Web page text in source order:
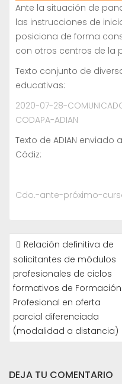
Ante la situación de
las instrucciones de
posiciona de forma
con otros centros de la
Texto conjunto de
educativas:
2020-07-28-
CODAPA-ADIAN
Texto de ADIAN enviado
Cádiz:
Cdo.-ante-próximo-
NAVEGACIÓN
DE
ENTRADAS
Relación definitiva de
solicitantes de módulos
profesionales de ciclos
formativos de Formación
Profesional en oferta
parcial diferenciada
(modalidad a distancia)
DEJA TU COMENTARIO